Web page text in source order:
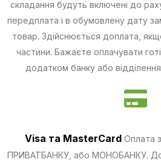
складання будуть включені до
передплата і в обумовлену дату
товар. Здійснюється доплата,
частини. Бажаєте оплачувати
додатком банку або
Visa та MasterCard Оплата
ПРИВАТБАНКУ, або МОНОБАНКУ.